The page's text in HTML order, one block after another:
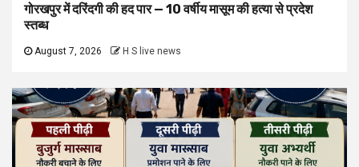
गोरखपुर में दरिंदगी की हद पार — 10 वर्षीय मासूम की हत्या से प्रदेश
स्तब्ध
August 7, 2026 H S live news